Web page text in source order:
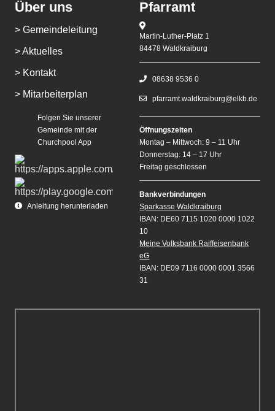
Über uns
> Gemeindeleitung
> Aktuelles
> Kontakt
> Mitarbeiterplan
Folgen Sie unserer
Gemeinde mit der
Churchpool App
Anleitung herunterladen
Pfarramt
Martin-Luther-Platz 1
84478 Waldkraiburg
08638 9536 0
pfarramt.waldkraiburg@elkb.de
Öffnungszeiten
Montag – Mittwoch: 9 – 11 Uhr
Donnerstag: 14 – 17 Uhr
Freitag geschlossen
Bankverbindungen
Sparkasse Waldkraiburg
IBAN: DE60 7115 1020 0000 1022
10
Meine Volksbank Raiffeisenbank
eG
IBAN: DE09 7116 0000 0001 3566
31